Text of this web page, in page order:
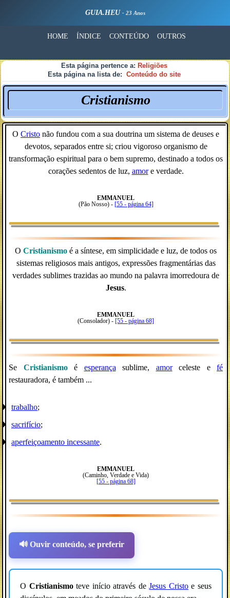
GUIA.HEU - 23 Anos
HOME ÍNDICE CONTEÚDO OUTROS
Esta página pertence a: Religiões
Esta página na lista de: Conteúdo do site
Cristianismo
O Cristo não fundou com a sua doutrina um sistema de deuses e
devotos, separados entre si; criou vigoroso organismo de
transformação espiritual para o bem supremo, destinado a todos os
corações sedentos de luz, amore verdade.
EMMANUEL
(Pão Nosso) - [55 - página 64]
O Cristianismo é a síntese, em simplicidade e luz, de todos os
sistemas religiosos mais antigos, expressões fragmentárias das
verdades sublimes trazidas ao mundo na palavra imorredoura de
Jesus.
EMMANUEL
(Consolador) - [55 - página 68]
Se Cristianismoé esperança sublime, amorceleste e fé
restauradora, é também ...
trabalho;
sacrifício;
aperfeiçoamento incessante.
EMMANUEL
(Caminho, Verdade e Vida)
[55 - página 68]
🔊 Ouvir conteúdo, se preferir
O Cristianismoteve início através deJesus Cristoe seus